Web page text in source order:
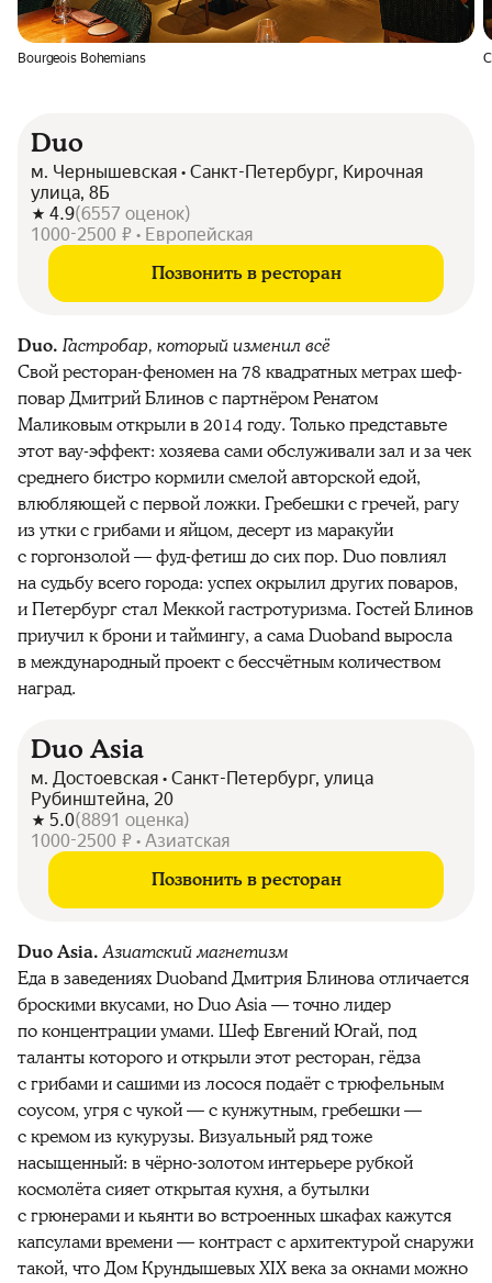
Bourgeois Bohemians
Duo
м. Чернышевская • Санкт-Петербург, Кирочная
улица, 8Б
4.9(6557 оценок)
1000-2500 ₽ • Европейская
Позвонить в ресторан
Duo. Гастробар, который изменил всё
Свой ресторан-феномен на 78 квадратных метрах шеф-
повар Дмитрий Блинов с партнёром Ренатом
Маликовым открыли в 2014 году. Только представьте
этот вау-эффект: хозяева сами обслуживали зал и за чек
среднего бистро кормили смелой авторской едой,
влюбляющей с первой ложки. Гребешки с гречей, рагу
из утки с грибами и яйцом, десерт из маракуйи
с горгонзолой — фуд-фетиш до сих пор. Duo повлиял
на судьбу всего города: успех окрылил других поваров,
и Петербург стал Меккой гастротуризма. Гостей Блинов
приучил к брони и таймингу, а сама Duoband выросла
в международный проект с бессчётным количеством
наград.
Duo Asia
м. Достоевская • Санкт-Петербург, улица
Рубинштейна, 20
5.0(8891 оценка)
1000-2500 ₽ • Азиатская
Позвонить в ресторан
Duo Asia.Азиатский магнетизм
Еда в заведениях Duoband Дмитрия Блинова отличается
броскими вкусами, но Duo Asia — точно лидер
по концентрации умами. Шеф Евгений Югай, под
таланты которого и открыли этот ресторан, гёдза
с грибами и сашими из лосося подаёт с трюфельным
соусом, угря с чукой — с кунжутным, гребешки —
с кремом из кукурузы. Визуальный ряд тоже
насыщенный: в чёрно-золотом интерьере рубкой
космолёта сияет открытая кухня, а бутылки
с грюнерами и кьянти во встроенных шкафах кажутся
капсулами времени — контраст с архитектурой снаружи
такой, что Дом Крундышевых XIX века за окнами можно